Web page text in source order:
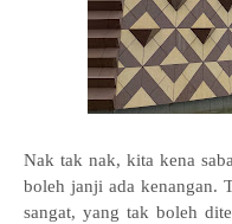
Nak tak nak, kita kena
boleh janji ada kenangan.
sangat, yang tak boleh